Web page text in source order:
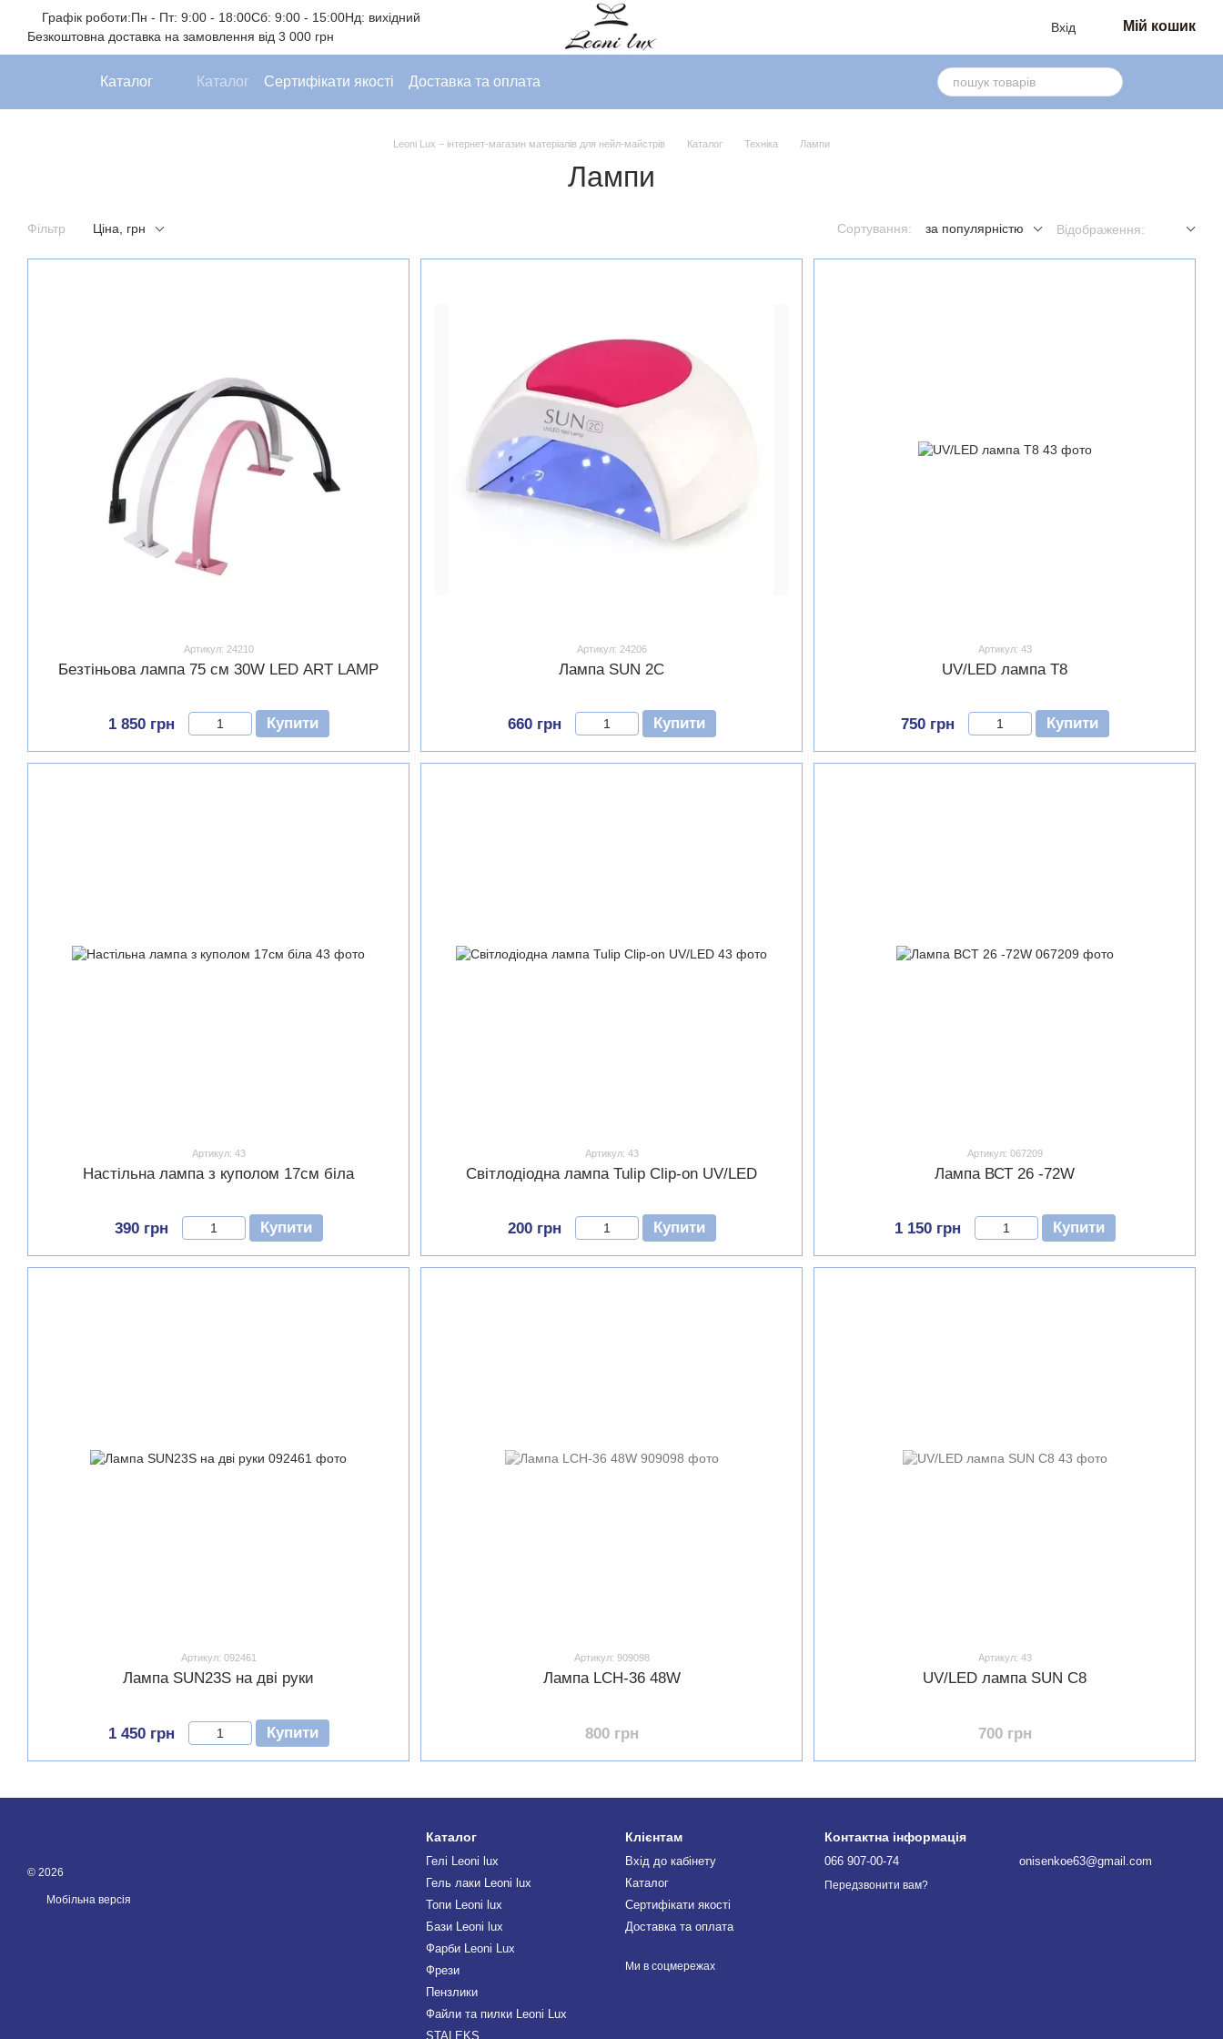
Перейти до основного контенту
Графік роботи:Пн - Пт: 9:00 - 18:00Сб: 9:00 - 15:00Нд: вихідний
Безкоштовна доставка на замовлення від 3 000 грн
Вхід Мій кошик
Каталог Каталог Сертифікати якості Доставка та оплата
Leoni Lux – інтернет-магазин матеріалів для нейл-майстрів Каталог Техніка Лампи
Лампи
Фільтр Ціна, грн Сортування: за популярністю Відображення:
Артикул: 24210
Безтіньова лампа 75 см 30W LED ART LAMP
1 850 грн Купити
Артикул: 24206
Лампа SUN 2C
660 грн Купити
Артикул: 43
UV/LED лампа T8
750 грн Купити
Артикул: 43
Настільна лампа з куполом 17см біла
390 грн Купити
Артикул: 43
Світлодіодна лампа Tulip Clip-on UV/LED
200 грн Купити
Артикул: 067209
Лампа ВСТ 26 -72W
1 150 грн Купити
Артикул: 092461
Лампа SUN23S на дві руки
1 450 грн Купити
Артикул: 909098
Лампа LCH-36 48W
800 грн
Артикул: 43
UV/LED лампа SUN C8
700 грн
© 2026
Мобільна версія
Каталог
Гелі Leoni lux
Гель лаки Leoni lux
Топи Leoni lux
Бази Leoni lux
Фарби Leoni Lux
Фрези
Пензлики
Файли та пилки Leoni Lux
STALEKS
Клієнтам
Вхід до кабінету
Каталог
Сертифікати якості
Доставка та оплата
Ми в соцмережах
Контактна інформація
066 907-00-74
Передзвонити вам?
onisenkoe63@gmail.com